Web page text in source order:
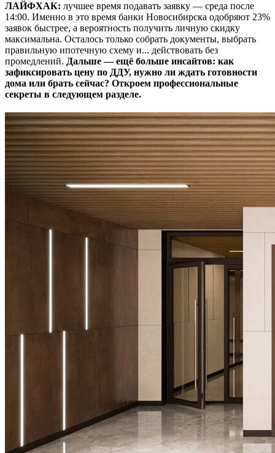
ЛАЙФХАК: лучшее время подавать заявку — среда после
14:00. Именно в это время банки Новосибирска одобряют 23%
заявок быстрее, а вероятность получить личную скидку
максимальна. Осталось только собрать документы, выбрать
правильную ипотечную схему и... действовать без
промедлений. Дальше — ещё больше инсайтов: как
зафиксировать цену по ДДУ, нужно ли ждать готовности
дома или брать сейчас? Откроем профессиональные
секреты в следующем разделе.